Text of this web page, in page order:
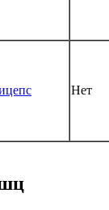
Нет